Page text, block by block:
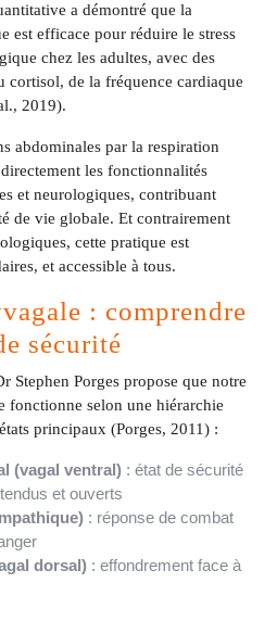
a démontré que la
est efficace pour réduire le stress
chez les adultes, avec des
cortisol, de la fréquence cardiaque
2019).
abdominales par la respiration
les fonctionnalités
et neurologiques, contribuant
de vie globale. Et contrairement
cette pratique est
et accessible à tous.
: comprendre
sécurité
Stephen Porges propose que notre
fonctionne selon une hiérarchie
principaux (Porges, 2011) :
(vagal ventral) : état de sécurité
et ouverts
: réponse de combat
dorsal) : effondrement face à